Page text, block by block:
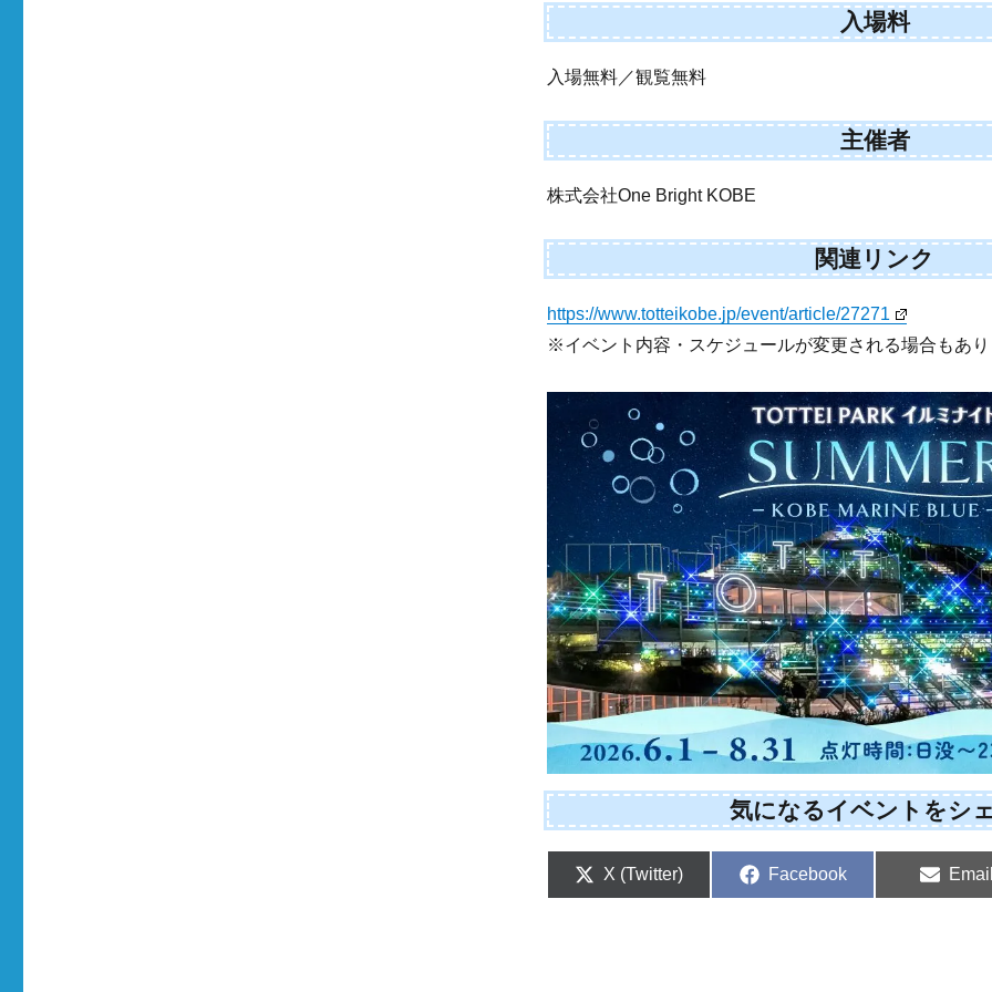
入場料
入場無料／観覧無料
主催者
株式会社One Bright KOBE
関連リンク
https://www.totteikobe.jp/event/article/27271
※イベント内容・スケジュールが変更される場合もあ
気になるイベントをシ
Share
X (Twitter)
Share
Facebook